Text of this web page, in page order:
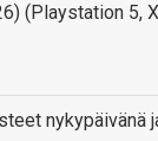
(Playstation 5,
nykypäivänä